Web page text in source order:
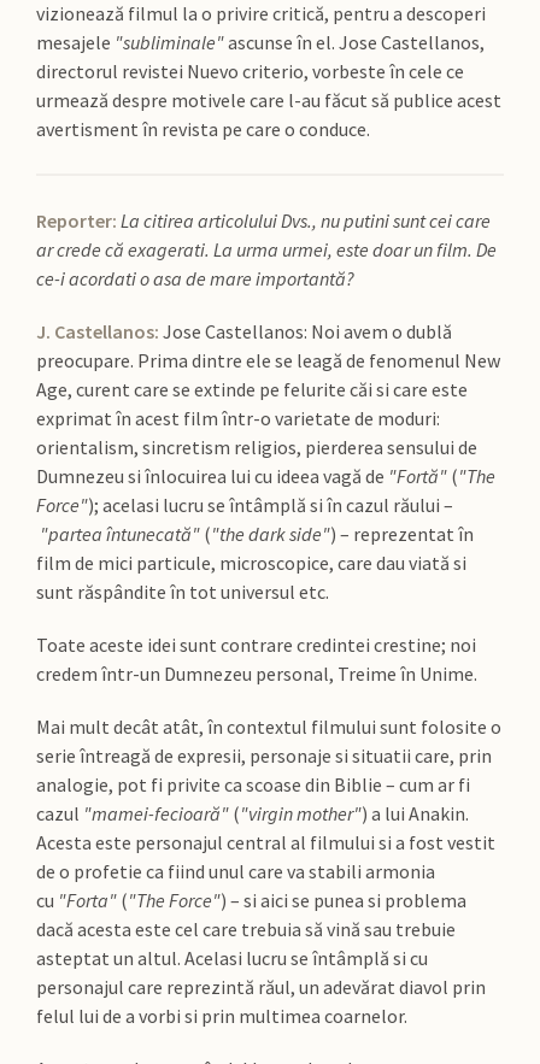
vizionează filmul la o privire critică, pentru a descoperi
mesajele "subliminale"ascunse în el. Jose Castellanos,
directorul revistei Nuevo criterio, vorbeste în cele ce
urmează despre motivele care l-au făcut să publice acest
avertisment în revista pe care o conduce.
Reporter: La citirea articolului Dvs., nu putini sunt cei care
ar crede că exagerati. La urma urmei, este doar un film. De
ce-i acordati o asa de mare importantă?
J. Castellanos: Jose Castellanos: Noi avem o dublă
preocupare. Prima dintre ele se leagă de fenomenul New
Age, curent care se extinde pe felurite căi si care este
exprimat în acest film într-o varietate de moduri:
orientalism, sincretism religios, pierderea sensului de
Dumnezeu si înlocuirea lui cu ideea vagă de "Fortă" ("The
Force"); acelasi lucru se întâmplă si în cazul răului –
"partea întunecată" ("the dark side") – reprezentat în
film de mici particule, microscopice, care dau viată si
sunt răspândite în tot universul etc.
Toate aceste idei sunt contrare credintei crestine; noi
credem într-un Dumnezeu personal, Treime în Unime.
Mai mult decât atât, în contextul filmului sunt folosite o
serie întreagă de expresii, personaje si situatii care, prin
analogie, pot fi privite ca scoase din Biblie – cum ar fi
cazul "mamei-fecioară" ("virgin mother") a lui Anakin.
Acesta este personajul central al filmului si a fost vestit
de o profetie ca fiind unul care va stabili armonia
cu "Forta" ("The Force") – si aici se punea si problema
dacă acesta este cel care trebuia să vină sau trebuie
asteptat un altul. Acelasi lucru se întâmplă si cu
personajul care reprezintă răul, un adevărat diavol prin
felul lui de a vorbi si prin multimea coarnelor.